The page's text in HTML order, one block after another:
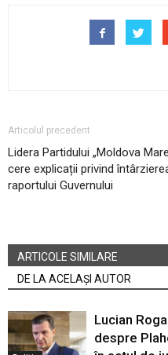
Articolul precedent
Lidera Partidului „Moldova
cere explicații privind
raportului Guvernului
ARTICOLE SIMILARE
DE LA ACELAȘI AUTOR
Lucian
despre